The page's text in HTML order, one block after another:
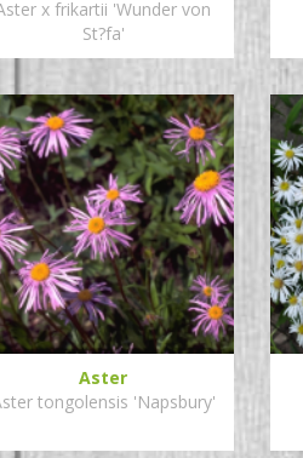
x frikartii 'Wunder von
St?fa'
Aster
tongolensis 'Napsbury'